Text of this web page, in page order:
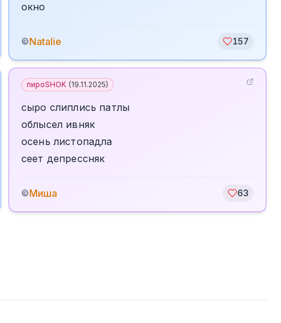
окно
©Natalie 157
пироSHOK (19.11.2025)
сыро слиплись патлы
облысел ивняк
осень листопадла
сеет депрессняк
©Миша 63